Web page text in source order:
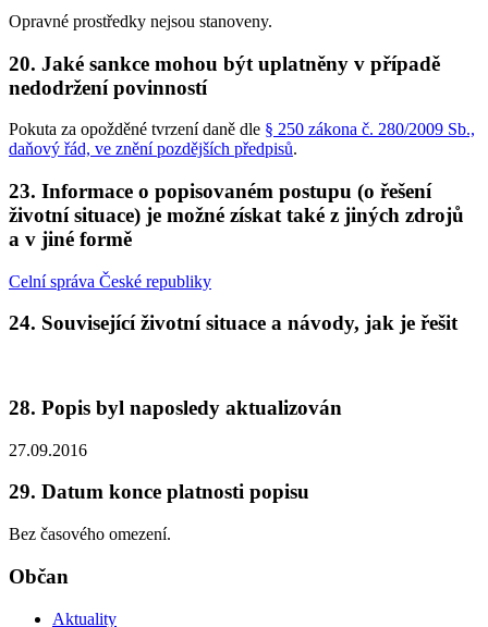
Opravné prostředky nejsou stanoveny.
20. Jaké sankce mohou být uplatněny v případě
nedodržení povinností
Pokuta za opožděné tvrzení daně dle § 250 zákona č. 280/2009 Sb.,
daňový řád, ve znění pozdějších předpisů.
23. Informace o popisovaném postupu (o řešení
životní situace) je možné získat také z jiných zdrojů
a v jiné formě
Celní správa České republiky
24. Související životní situace a návody, jak je řešit
28. Popis byl naposledy aktualizován
27.09.2016
29. Datum konce platnosti popisu
Bez časového omezení.
Občan
Aktuality